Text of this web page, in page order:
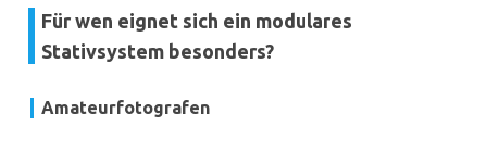
Für wen eignet sich ein modulares
Stativsystem besonders?
Amateurfotografen